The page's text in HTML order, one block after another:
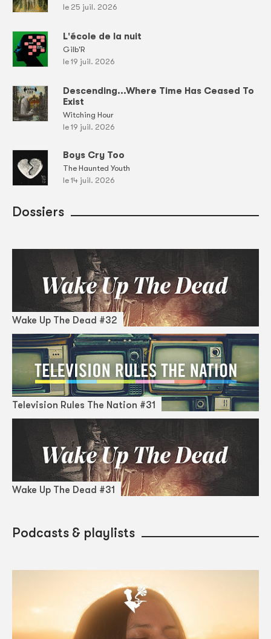
le 25 juil. 2026
L'école de la nuit
Gilb'R
le 19 juil. 2026
Descending...Where Time Has Ceased To
Exist
Witching Hour
le 19 juil. 2026
Boys Cry Too
The Haunted Youth
le 14 juil. 2026
Dossiers
Wake Up The Dead #32
Television Rules The Nation #31
Wake Up The Dead #31
Podcasts & playlists